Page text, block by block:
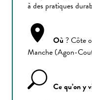
à des pratiques
Où? Côte
Manche (Agon-
Ce qu’on y